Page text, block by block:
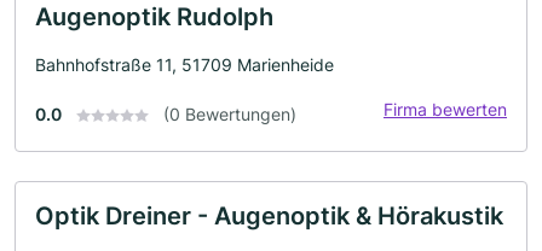
Augenoptik Rudolph
Bahnhofstraße 11, 51709 Marienheide
0.0 (0 Bewertungen) Firma bewerten
Optik Dreiner - Augenoptik & Hörakustik